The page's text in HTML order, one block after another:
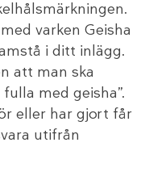
varken Geisha
i ditt inlägg.
att man ska
med geisha”.
eller har gjort får
utifrån